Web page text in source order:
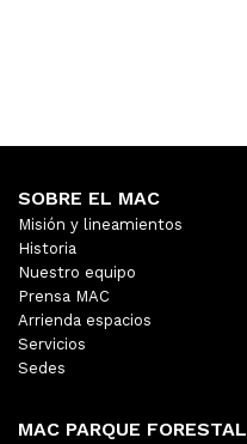
SOBRE EL MAC
Misión y lineamientos
Historia
Nuestro equipo
Prensa MAC
Arrienda espacios
Servicios
Sedes
MAC PARQUE FORESTAL